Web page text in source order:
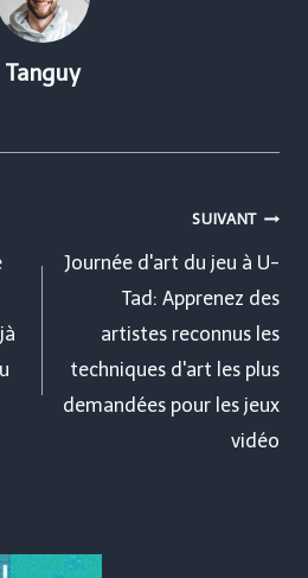
Tanguy
SUIVANT
Journée d'art du jeu à U-
Tad: Apprenez des
artistes reconnus les
techniques d'art les plus
demandées pour les jeux
vidéo